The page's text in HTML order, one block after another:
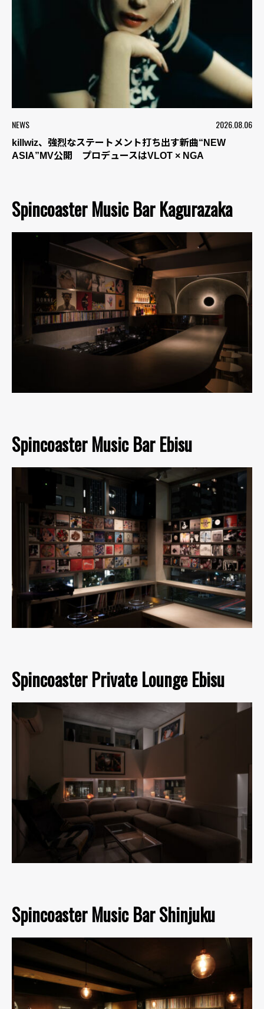
NEWS 2026.08.06
killwiz、強烈なステートメント打ち出す新曲“NEW
ASIA”MV公開 プロデュースはVLOT × NGA
Spincoaster Music Bar Kagurazaka
Spincoaster Music Bar Ebisu
Spincoaster Private Lounge Ebisu
Spincoaster Music Bar Shinjuku